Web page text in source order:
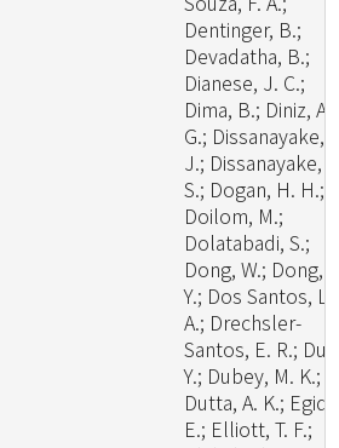
Dentinger, B.;
Devadatha, B.;
Dianese, J. C.;
Dima, B.; Diniz, A.
G.; Dissanayake,
J.; Dissanayake,
S.; Dogan, H. H.;
Doilom, M.;
Dolatabadi, S.;
Dong, W.; Dong,
Y.; Dos Santos, L.
A.; Drechsler-
Santos, E. R.; Du,
Y.; Dubey, M. K.;
Dutta, A. K.; Egidi,
E.; Elliott, T. F.;